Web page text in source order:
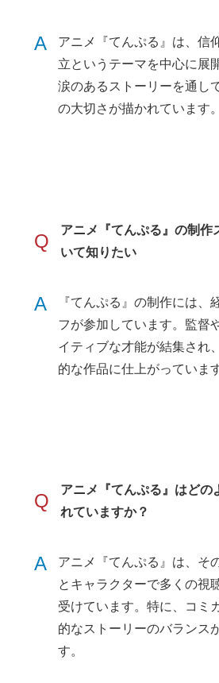
A
アニメ『てんぷる』は、信
立というテーマを中心に展
涙のあるストーリーを通し
の大切さが描かれています。
Q
アニメ『てんぷる』の制作
いて知りたい
A
『てんぷる』の制作には、
フが参加しています。監督
イティブな才能が結集され
的な作品に仕上がっていま
Q
アニメ『てんぷる』はどの
れていますか？
A
アニメ『てんぷる』は、そ
とキャラクターで多くの視
受けています。特に、コミ
的なストーリーのバランス
す。